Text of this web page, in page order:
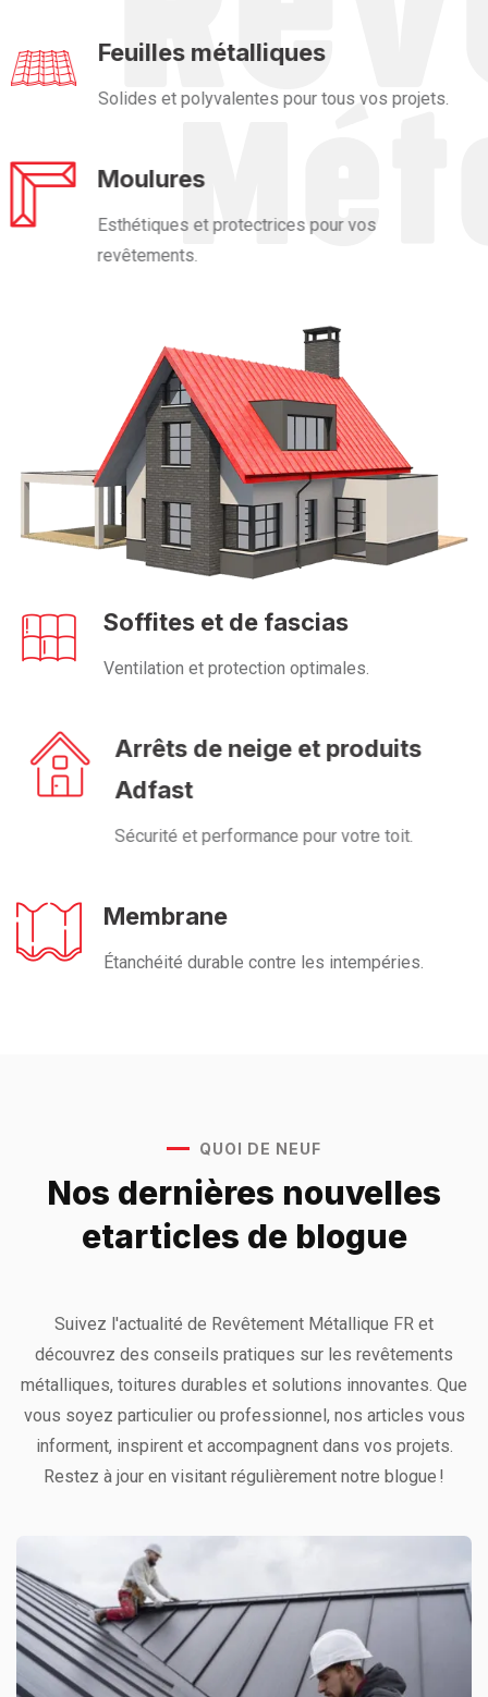
Feuilles métalliques
Solides et polyvalentes pour tous vos projets.
Moulures
Esthétiques et protectrices pour vos
revêtements.
Soffites et de fascias
Ventilation et protection optimales.
Arrêts de neige et produits
Adfast
Sécurité et performance pour votre toit.
Membrane
Étanchéité durable contre les intempéries.
QUOI DE NEUF
Nos dernières nouvelles
etarticles de blogue
Suivez l'actualité de Revêtement Métallique FR et
découvrez des conseils pratiques sur les revêtements
métalliques, toitures durables et solutions innovantes. Que
vous soyez particulier ou professionnel, nos articles vous
informent, inspirent et accompagnent dans vos projets.
Restez à jour en visitant régulièrement notre blogue !